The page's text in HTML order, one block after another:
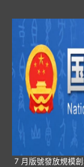
7 月版號發放規模